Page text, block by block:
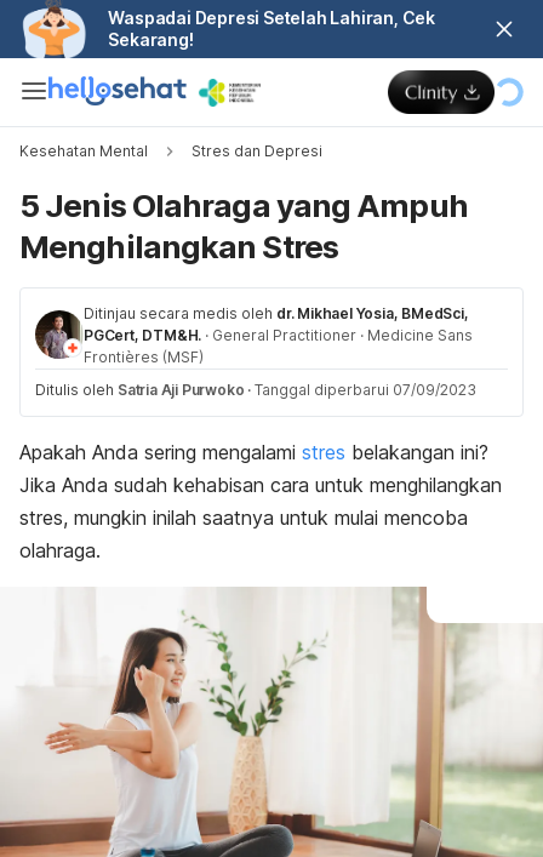
Waspadai Depresi Setelah Lahiran, Cek
Sekarang!
Kesehatan Mental Stres dan Depresi
5 Jenis Olahraga yang Ampuh
Menghilangkan Stres
Ditinjau secara medis oleh dr. Mikhael Yosia, BMedSci,
PGCert, DTM&H. · General Practitioner · Medicine Sans
Frontières (MSF)
Ditulis oleh Satria Aji Purwoko · Tanggal diperbarui 07/09/2023
Apakah Anda sering mengalami stres belakangan ini?
Jika Anda sudah kehabisan cara untuk menghilangkan
stres, mungkin inilah saatnya untuk mulai mencoba
olahraga.